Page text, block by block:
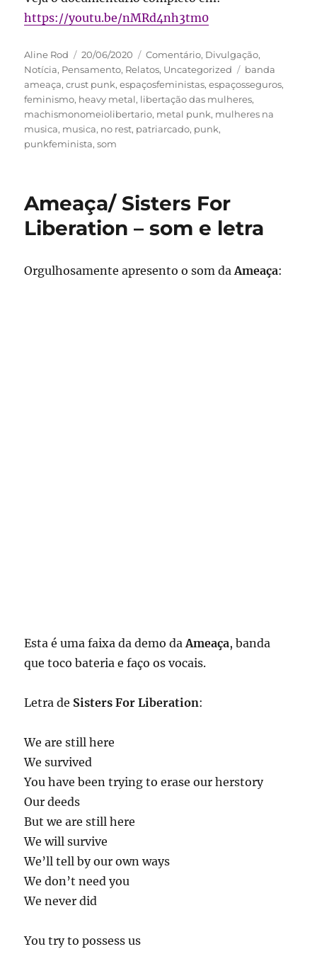
https://youtu.be/nMRd4nh3tm0
Autor
Aline Rod
Publicado
em
20/06/2020 Categorias
Comentário, Divulgação,
Notícia, Pensamento, Relatos, Uncategorized Tags
banda
ameaça,crust punk,espaçosfeministas,espaçosseguros,
feminismo, heavy metal, libertação das mulheres,
machismonomeiolibertario, metal punk, mulheres na
musica, musica, no rest, patriarcado, punk,
punkfeminista,som
Ameaça/ Sisters For
Liberation – som e letra
Orgulhosamente apresento o som daAmeaça:
Esta é uma faixa da demo daAmeaça, banda
que toco bateria e faço os vocais.
Letra de Sisters For Liberation:
We are still here
We survived
You have been trying to erase our herstory
Our deeds
But we are still here
We will survive
We’ll tell by our own ways
We don’t need you
We never did
You try to possess us